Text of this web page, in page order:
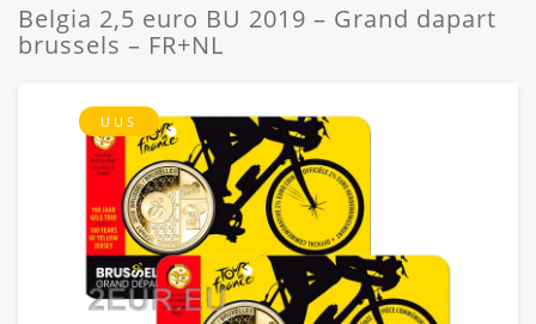
Belgia 2,5 euro BU 2019 – Grand dapart
brussels – FR+NL
UUS